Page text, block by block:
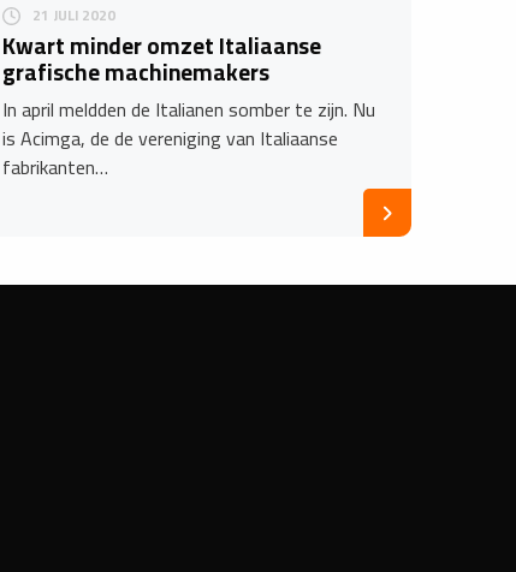
21 JULI 2020
Kwart minder omzet Italiaanse
grafische machinemakers
In april meldden de Italianen somber te zijn. Nu
is Acimga, de de vereniging van Italiaanse
fabrikanten…